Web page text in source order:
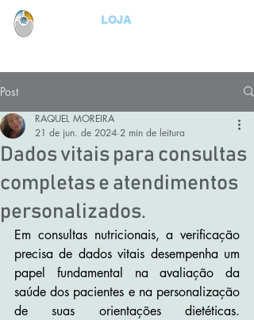
LOJA
Post
Dados vitais para consultas
completas e atendimentos
personalizados.
RAQUEL MOREIRA
21 de jun. de 2024 2 min de leitura
Em consultas nutricionais, a verificação
precisa de dados vitais desempenha um
papel fundamental na avaliação da
saúde dos pacientes e na personalização
de suas orientações dietéticas.